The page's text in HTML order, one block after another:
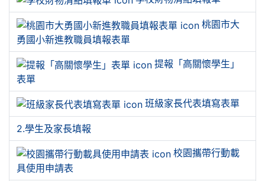
桃園市大
勇國小新進教職員填報表單
提報「高關懷學生」
表單
班級家長代表填寫表單
2.學生及家長填報
校園攜帶行動載
具使用申請表